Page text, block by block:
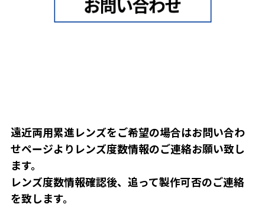
遠近両用累進レンズをご希望の場合はお問い合わ
せページよりレンズ度数情報のご連絡お願い致し
ます。
レンズ度数情報確認後、追って製作可否のご連絡
を致します。